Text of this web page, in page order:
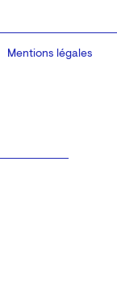
Mentions légales